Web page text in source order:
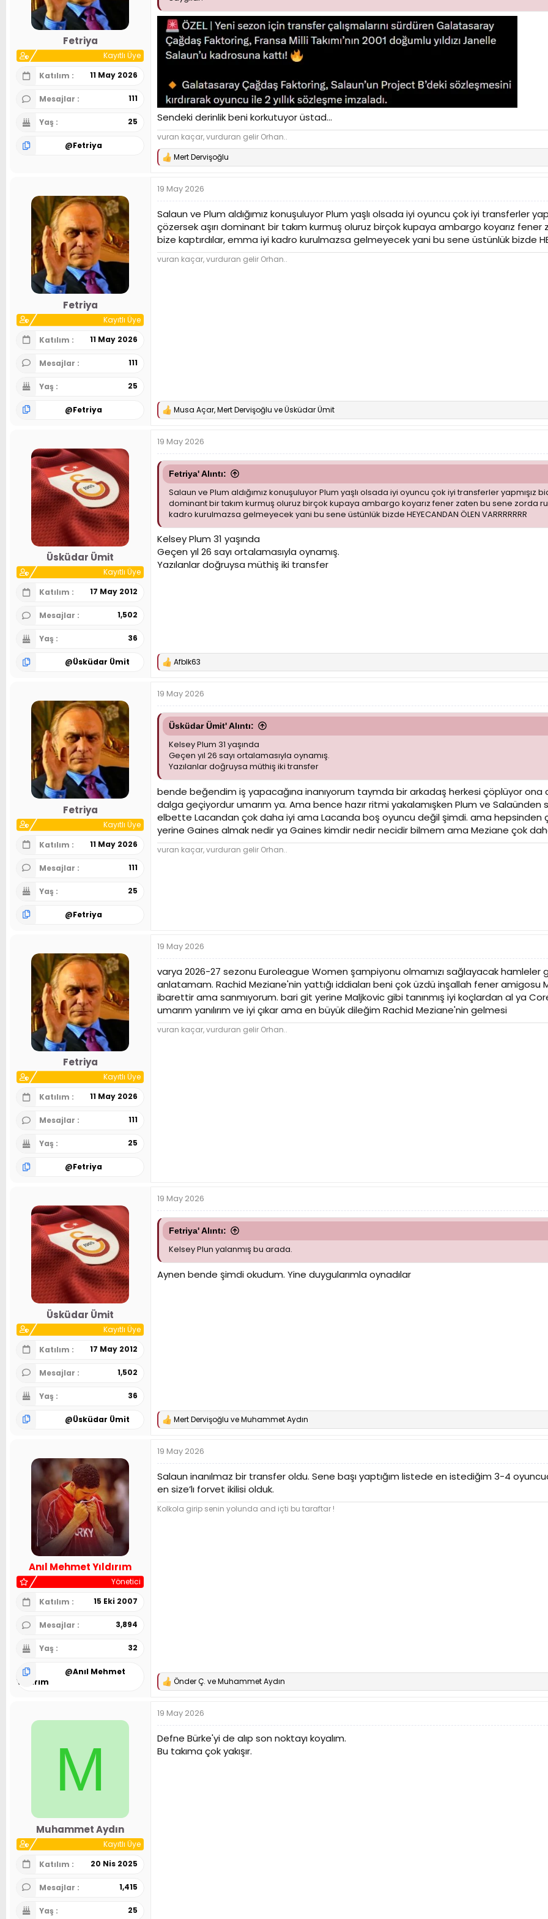
h
i
Fetriya
Kayıtlı Üye
Katılım
11 May 2026
Mesajlar 111
Yaş 25
@Fetriya
Sendeki derinlik beni korkutuyor üstad...
vuran kaçar, vurduran gelir Orhan..
T
k
i
l
e
r
:
Mert Dervişoğlu
Fetriya
Kayıtlı Üye
Katılım
11 May 2026
Mesajlar 111
Yaş 25
@Fetriya
19 May 2026
Salaun ve Plum aldığımız konuşuluyor Plum yaşlı olsada iyi oyuncu çok iyi transferler
çözersek aşırı dominant bir takım kurmuş oluruz birçok kupaya ambargo koyarız
bize kaptırdılar, emma iyi kadro kurulmazsa gelmeyecek yani bu sene üstünlük bizde
vuran kaçar, vurduran gelir Orhan..
T
k
i
l
e
r
Musa Açar,Mert Dervişoğlu veÜsküdar Ümit
Üsküdar Ümit
Kayıtlı Üye
Katılım
17 May 2012
Mesajlar 1,502
Yaş 36
@Üsküdar Ümit
19 May 2026
Fetriya' Alıntı:
Salaun ve Plum aldığımız konuşuluyor Plum yaşlı olsada iyi oyuncu çok iyi transferler yapmışız
dominant bir takım kurmuş oluruz birçok kupaya ambargo koyarız fener zaten bu sene zorda
kadro kurulmazsa gelmeyecek yani bu sene üstünlük bizde HEYECANDAN ÖLEN VARRRRRRR
Kelsey Plum 31 yaşında
Geçen yıl 26 sayı ortalamasıyla oynamış.
Yazılanlar doğruysa müthiş iki transfer
T
k
i
l
e
r
Afblk63
Fetriya
Kayıtlı Üye
Katılım
11 May 2026
Mesajlar 111
Yaş 25
@Fetriya
19 May 2026
Üsküdar Ümit' Alıntı:
Kelsey Plum 31 yaşında
Geçen yıl 26 sayı ortalamasıyla oynamış.
Yazılanlar doğruysa müthiş iki transfer
bende beğendim iş yapacağına inanıyorum taymda bir arkadaş herkesi çöplüyor ona
dalga geçiyordur umarım ya. Ama bence hazır ritmi yakalamışken Plum ve
elbette Lacandan çok daha iyi ama Lacanda boş oyuncu değil şimdi. ama hepsinden
yerine Gaines almak nedir ya Gaines kimdir nedir necidir bilmem ama Meziane çok
vuran kaçar, vurduran gelir Orhan..
Fetriya
Kayıtlı Üye
Katılım
11 May 2026
Mesajlar 111
Yaş 25
@Fetriya
19 May 2026
varya 2026-27 sezonu Euroleague Women şampiyonu olmamızı sağlayacak
anlatamam. Rachid Meziane'nin yattığı iddiaları beni çok üzdü inşallah fener amigosu
ibarettir ama sanmıyorum. bari git yerine Maljkovic gibi tanınmış iyi koçlardan al ya
umarım yanılırım ve iyi çıkar ama en büyük dileğim Rachid Meziane'nin gelmesi
vuran kaçar, vurduran gelir Orhan..
Üsküdar Ümit
Kayıtlı Üye
Katılım
17 May 2012
Mesajlar 1,502
Yaş 36
@Üsküdar Ümit
19 May 2026
Fetriya' Alıntı:
Kelsey Plun yalanmış bu arada.
Aynen bende şimdi okudum. Yine duygularımla oynadılar
T
k
i
l
e
r
:
Mert Dervişoğlu veMuhammet Aydın
Anıl Mehmet Yıldırım
Yönetici
Katılım
15 Eki 2007
Mesajlar 3,894
Yaş 32
@Anıl Mehmet
Yıldırım
19 May 2026
Salaun inanılmaz bir transfer oldu. Sene başı yaptığım listede en istediğim 3-4
en size’lı forvet ikilisi olduk.
Kolkola girip senin yolunda and içti bu taraftar !
T
k
i
l
e
r
Önder Ç. veMuhammet Aydın
M
Muhammet Aydın
Kayıtlı Üye
Katılım
20 Nis 2025
Mesajlar 1,415
Yaş 25
19 May 2026
Defne Bürke'yi de alıp son noktayı koyalım.
Bu takıma çok yakışır.